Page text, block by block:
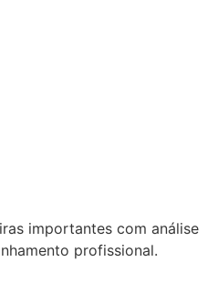
importantes com análise
profissional.